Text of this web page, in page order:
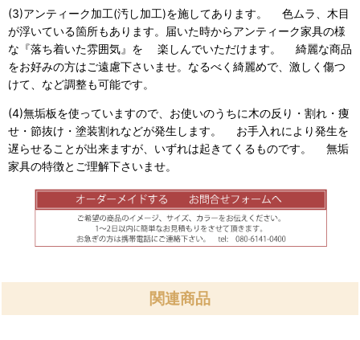
(3)アンティーク加工(汚し加工)を施してあります。 色ムラ、木目
が浮いている箇所もあります。届いた時からアンティーク家具の様
な『落ち着いた雰囲気』を 楽しんでいただけます。 綺麗な商品
をお好みの方はご遠慮下さいませ。なるべく綺麗めで、激しく傷つ
けて、など調整も可能です。
(4)無垢板を使っていますので、お使いのうちに木の反り・割れ・痩
せ・節抜け・塗装割れなどが発生します。 お手入れにより発生を
遅らせることが出来ますが、いずれは起きてくるものです。 無垢
家具の特徴とご理解下さいませ。
関連商品